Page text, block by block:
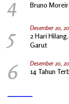
4 Bruno
5 Desember 20,
2 Hari
Garut
6 Desember 20,
14 Tahun